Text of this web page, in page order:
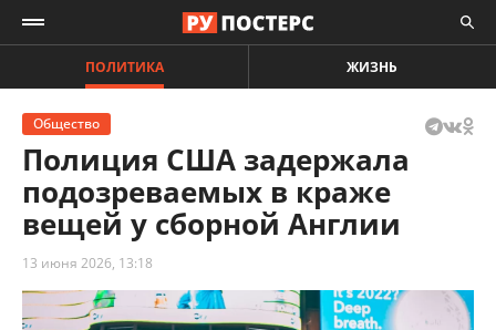
ПОЛИТИКА ЖИЗНЬ
Общество
Полиция США задержала
подозреваемых в краже
вещей у сборной Англии
13 июня 2026, 13:18